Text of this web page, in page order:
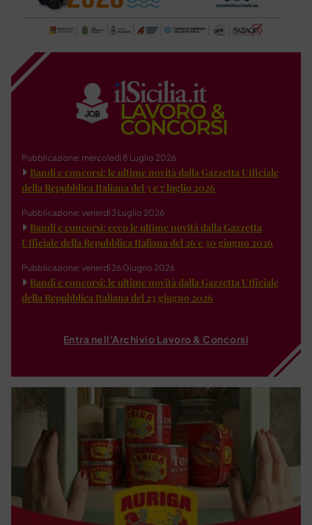
Pubblicazione: mercoledì 8 Luglio 2026
Bandi e concorsi: le ultime novità dalla Gazzetta Ufficiale
della Repubblica Italiana del 3 e 7 luglio 2026
Pubblicazione: venerdì 3 Luglio 2026
Bandi e concorsi: ecco le ultime novità dalla Gazzetta
Ufficiale della Repubblica Italiana del 26 e 30 giugno 2026
Pubblicazione: venerdì 26 Giugno 2026
Bandi e concorsi: le ultime novità dalla Gazzetta Ufficiale
della Repubblica Italiana del 23 giugno 2026
Entra nell'Archivio Lavoro & Concorsi